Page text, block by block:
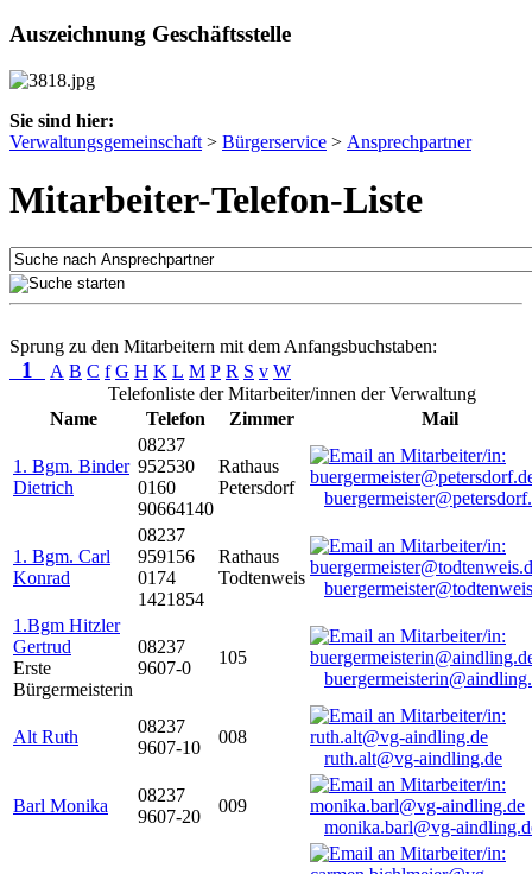
Auszeichnung Geschäftsstelle
Sie sind hier:
Verwaltungsgemeinschaft > Bürgerservice > Ansprechpartner
Mitarbeiter-Telefon-Liste
Sprung zu den Mitarbeitern mit dem Anfangsbuchstaben:
1 A B C f G H K L M P R S v W
Telefonliste der Mitarbeiter/innen der Verwaltung
Name
Telefon Zimmer Mail
1. Bgm. Binder
Dietrich
08237
952530
0160
90664140
Rathaus
Petersdorf
1. Bgm. Carl
Konrad
08237
959156
0174
1421854
Rathaus
Todtenweis
1.Bgm Hitzler
Gertrud
Erste
Bürgermeisterin
08237
9607-0
105
Alt Ruth
08237
9607-10
008
ruth.alt@vg-aindling.de
Barl Monika
08237
9607-20
009
monika.barl@vg-